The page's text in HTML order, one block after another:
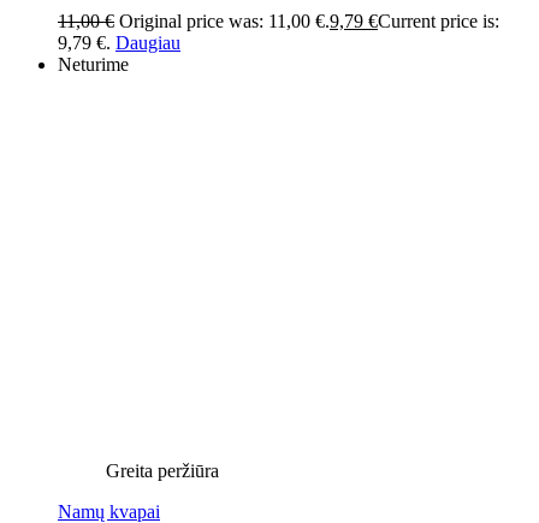
11,00€ Original price was: 11,00 €.9,79 €Current price is:
9,79 €. Daugiau
Neturime
Greita peržiūra
Namų kvapai